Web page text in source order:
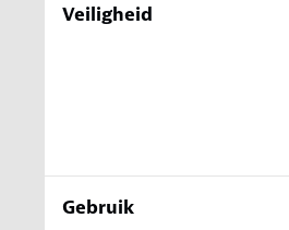
Veiligheid
Gebruik